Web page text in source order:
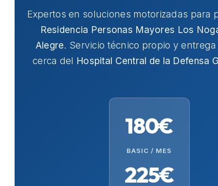
Expertos en soluciones motorizadas para
Residencia Personas Mayores Los
Alegre. Servicio técnico propio y
cerca del Hospital Central de la Defensa
180€
BASIC / MES
225€